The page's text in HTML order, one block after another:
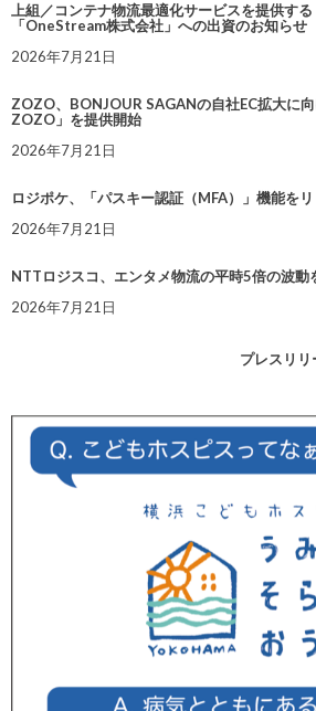
上組／コンテナ物流最適化サービスを提供す
「OneStream株式会社」への出資のお知らせ
2026年7月21日
ZOZO、BONJOUR SAGANの自社EC拡大に
ZOZO」を提供開始
2026年7月21日
ロジポケ、「パスキー認証（MFA）」機能を
2026年7月21日
NTTロジスコ、エンタメ物流の平時5倍の波
2026年7月21日
プレスリ